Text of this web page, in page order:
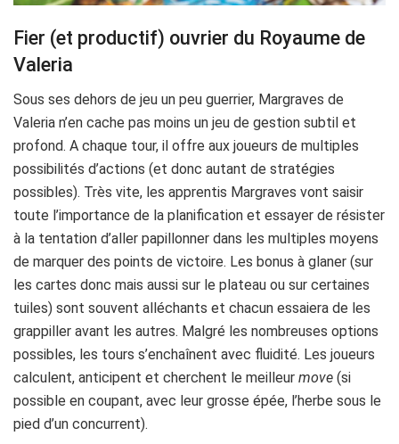
Fier (et productif) ouvrier du Royaume de
Valeria
Sous ses dehors de jeu un peu guerrier, Margraves de
Valeria n’en cache pas moins un jeu de gestion subtil et
profond. A chaque tour, il offre aux joueurs de multiples
possibilités d’actions (et donc autant de stratégies
possibles). Très vite, les apprentis Margraves vont saisir
toute l’importance de la planification et essayer de résister
à la tentation d’aller papillonner dans les multiples moyens
de marquer des points de victoire. Les bonus à glaner (sur
les cartes donc mais aussi sur le plateau ou sur certaines
tuiles) sont souvent alléchants et chacun essaiera de les
grappiller avant les autres. Malgré les nombreuses options
possibles, les tours s’enchaînent avec fluidité. Les joueurs
calculent, anticipent et cherchent le meilleur move (si
possible en coupant, avec leur grosse épée, l’herbe sous le
pied d’un concurrent).